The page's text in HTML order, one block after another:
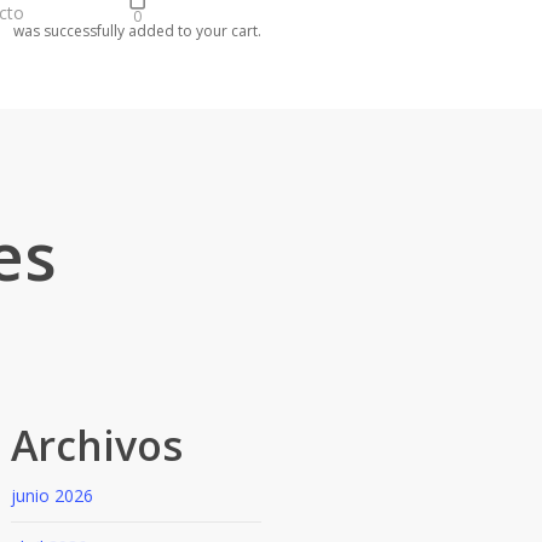
0
was successfully added to your cart.
Archivos
junio 2026